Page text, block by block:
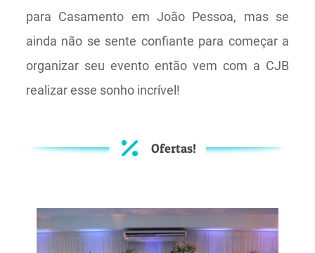
para Casamento em João Pessoa, mas se
ainda não se sente confiante para começar a
organizar seu evento então vem com a CJB
realizar esse sonho incrível!
Ofertas!